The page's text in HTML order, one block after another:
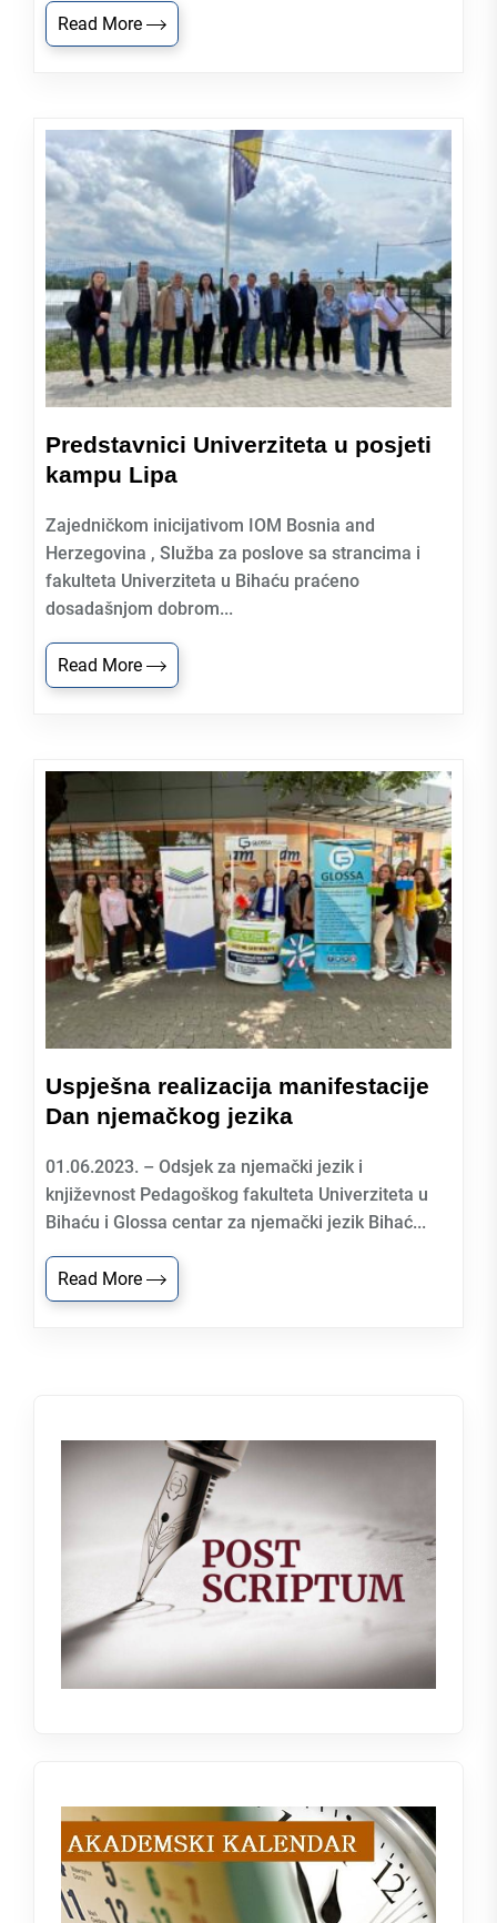
Read More
Predstavnici Univerziteta u posjeti
kampu Lipa
Zajedničkom inicijativom IOM Bosnia and
Herzegovina , Služba za poslove sa strancima i
fakulteta Univerziteta u Bihaću praćeno
dosadašnjom dobrom...
Read More
Uspješna realizacija manifestacije
Dan njemačkog jezika
01.06.2023. – Odsjek za njemački jezik i
književnost Pedagoškog fakulteta Univerziteta u
Bihaću i Glossa centar za njemački jezik Bihać...
Read More